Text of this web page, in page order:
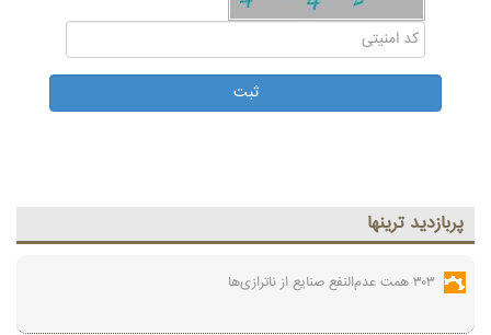
پربازديد ترينها
۳۰۳ همت عدم‌النفع صنایع از ناترازی‌ها